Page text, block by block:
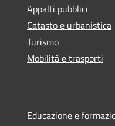
Appalti pubblici
Catasto e urbanistica
Turismo
Mobilità e trasporti
Educazione e